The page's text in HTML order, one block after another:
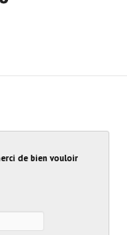
de bien vouloir